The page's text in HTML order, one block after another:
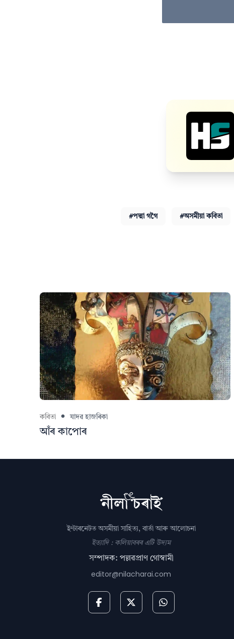
#পদ্মা গগৈ #অসমীয়া কবিতা
কবিতা যাদৱ হাজৰিকা
আঁৰ কাপোৰ
ইণ্টাৰনেটত অসমীয়া সাহিত্য, বাৰ্তা আৰু আলোচনা
ইত্যাদি : কলিয়াবৰৰ এটি উদ্যম
সম্পাদক: পল্লৱপ্ৰাণ গোস্বামী
editor@nilacharai.com